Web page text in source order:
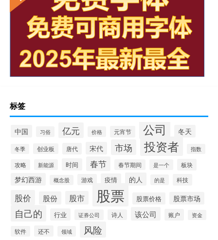
标签
中国 习俗 亿元 价格 元宵节 公司 冬天
冬季 创业板 唐代 宋代 市场 投资者 指数
攻略 新能源 时间 春节 春节期间 是一个 板块
梦幻西游 概念股 游戏 疫情 的人 的是 科技
股价 股份 股市 股票 股票价格 股票市场
自己的 行业 证券公司 诗人 该公司 账户 资金
软件 还不 领域 风险